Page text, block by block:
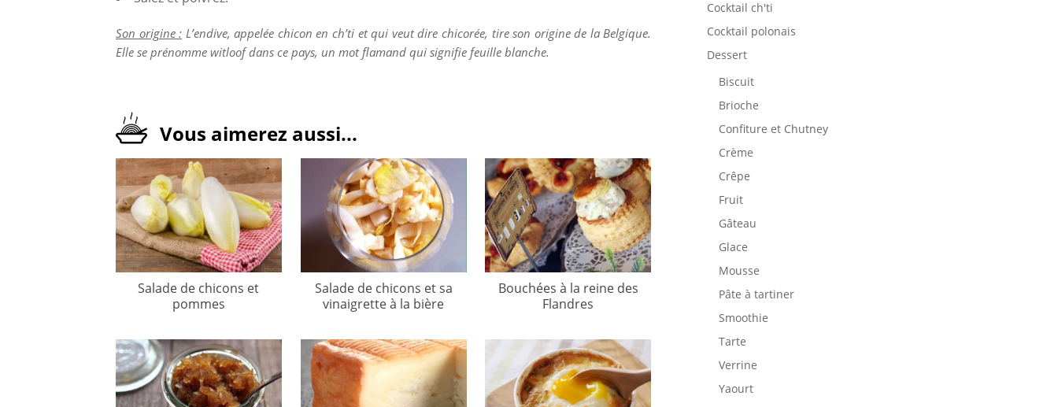
Son origine : L’endive, appelée chicon en ch’ti et qui veut dire chicorée, tire son origine de la Belgique.
Elle se prénomme witloof dans ce pays, un mot flamand qui signifie feuille blanche.
Vous aimerez aussi...
Salade de chicons et
pommes
Salade de chicons et sa
vinaigrette à la bière
Bouchées à la reine des
Flandres
Cocktail ch'ti
Cocktail polonais
Dessert
Biscuit
Brioche
Confiture et Chutney
Crème
Crêpe
Fruit
Gâteau
Glace
Mousse
Pâte à tartiner
Smoothie
Tarte
Verrine
Yaourt